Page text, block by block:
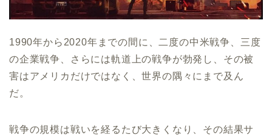
1990年から2020年までの間に、二度の中米戦争、三度
の企業戦争、さらには軌道上の戦争が勃発し、その被
害はアメリカだけではなく、世界の隅々にまで及ん
だ。
戦争の規模は戦いを経るたび大きくなり、その結果サ